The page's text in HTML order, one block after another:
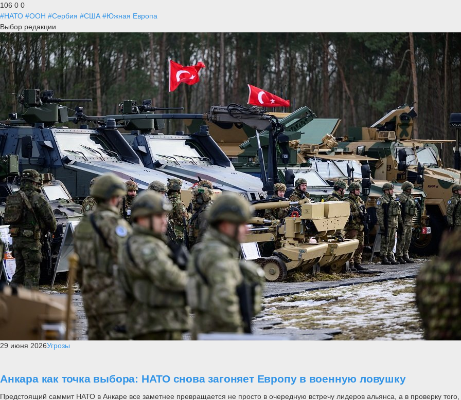
106 0 0
#НАТО #ООН #Сербия #США #Южная Европа
Выбор редакции
29 июня 2026Угрозы
Анкара как точка выбора: НАТО снова загоняет Европу в военную ловушку
Предстоящий саммит НАТО в Анкаре все заметнее превращается не просто в очередную встречу лидеров альянса, а в проверку